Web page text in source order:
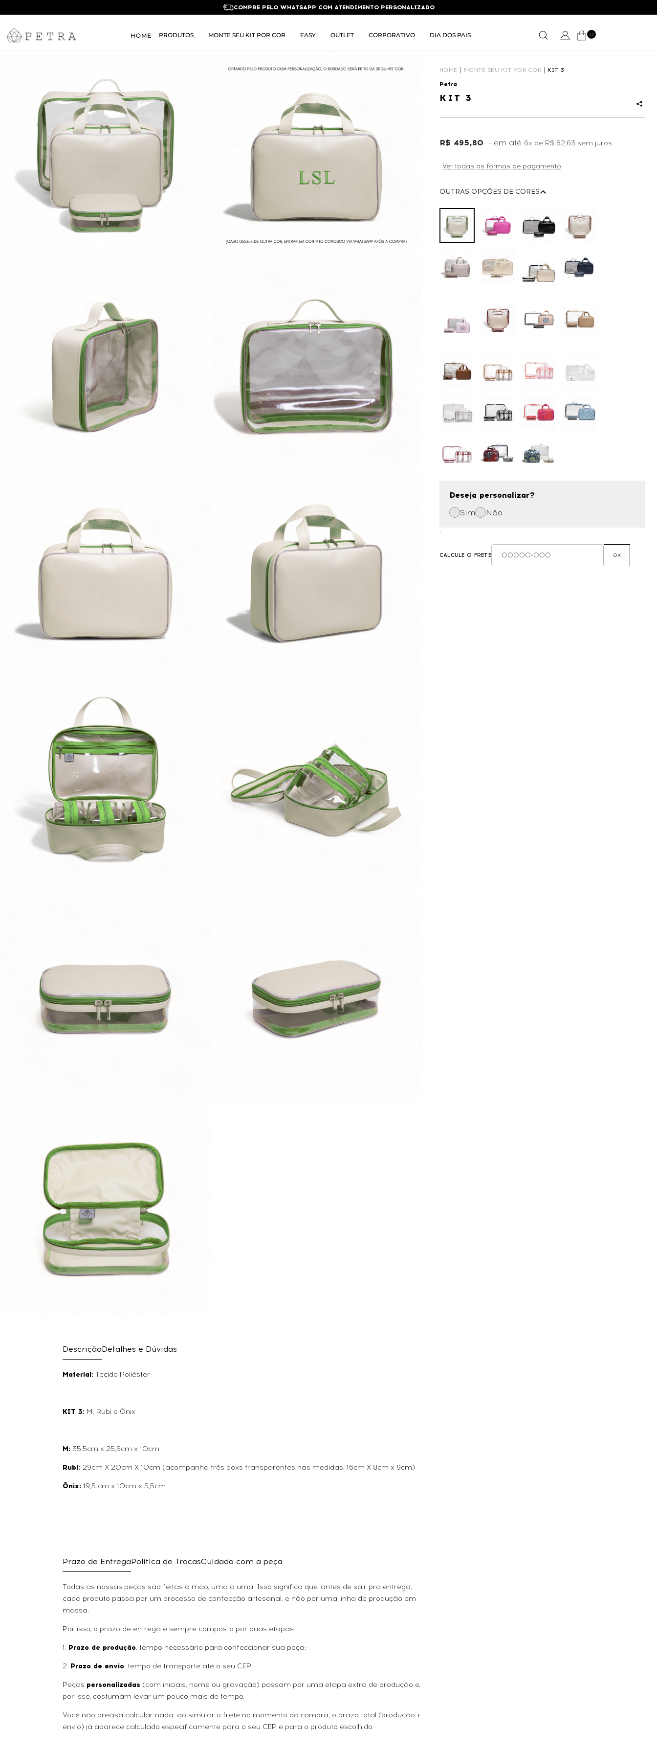
COMPRE PELO WHATSAPP COM ATENDIMENTO PERSONALIZADO
HOME PRODUTOS MONTE SEU KIT POR COR EASY OUTLET CORPORATIVO DIA DOS PAIS 0
DescriçãoDetalhes e Dúvidas
Material: Tecido Poliéster
KIT 3: M, Rubi e Ônix
M: 35,5cm x 25,5cm x 10cm
Rubi: 29cm X 20cm X 10cm (acompanha três boxs transparentes nas medidas: 16cm X 8cm x 9cm)
Ônix: 19,5 cm x 10cm x 5,5cm
Prazo de EntregaPolitica de TrocasCuidado com a peça
Todas as nossas peças são feitas à mão, uma a uma. Isso significa que, antes de sair pra entrega,
cada produto passa por um processo de confecção artesanal, e não por uma linha de produção em
massa.
Por isso, o prazo de entrega é sempre composto por duas etapas:
1. Prazo de produção, tempo necessário para confeccionar sua peça;
2. Prazo de envio, tempo de transporte até o seu CEP
Peças personalizadas (com iniciais, nome ou gravação) passam por uma etapa extra de produção e,
por isso, costumam levar um pouco mais de tempo.
Você não precisa calcular nada: ao simular o frete no momento da compra, o prazo total (produção +
envio) já aparece calculado especificamente para o seu CEP e para o produto escolhido.
HOME MONTE SEU KIT POR COR KIT 3
Petra
KIT 3
R$ 495,80 6x de R$ 82,63 sem juros
Ver todas as formas de pagamento
OUTRAS OPÇÕES DE CORES
Deseja personalizar?
Sim
Não
,
CALCULE O FRETE OK